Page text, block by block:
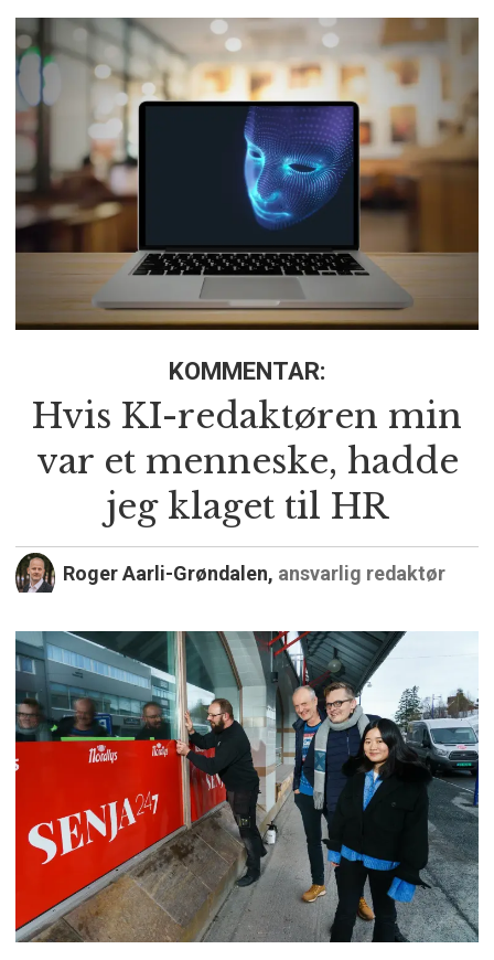
KOMMENTAR:
Hvis KI-redaktøren min
var et menneske, hadde
jeg klaget til HR
Roger Aarli-Grøndalen, ansvarlig redaktør